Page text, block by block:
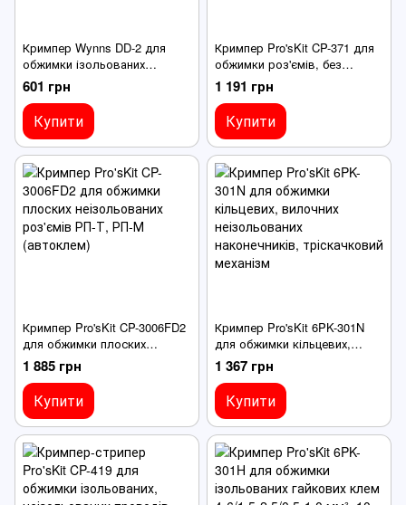
Кримпер Wynns DD-2 для
обжимки ізольованих
гайкових клем 0,5-6,0 мм², 22-
10 AWG
601 грн
Купити
Кримпер Pro'sKit CP-371 для
обжимки роз'ємів, без
матриці, вуглецева сталь
1 191 грн
Купити
Кримпер Pro'sKit CP-3006FD2
для обжимки плоских
неізольованих роз'ємів РП-Т,
РП-М (автоклем)
1 885 грн
Купити
Кримпер Pro'sKit 6PK-301N
для обжимки кільцевих,
вилочних неізольованих
наконечників, тріскачковий
механізм
1 367 грн
Купити